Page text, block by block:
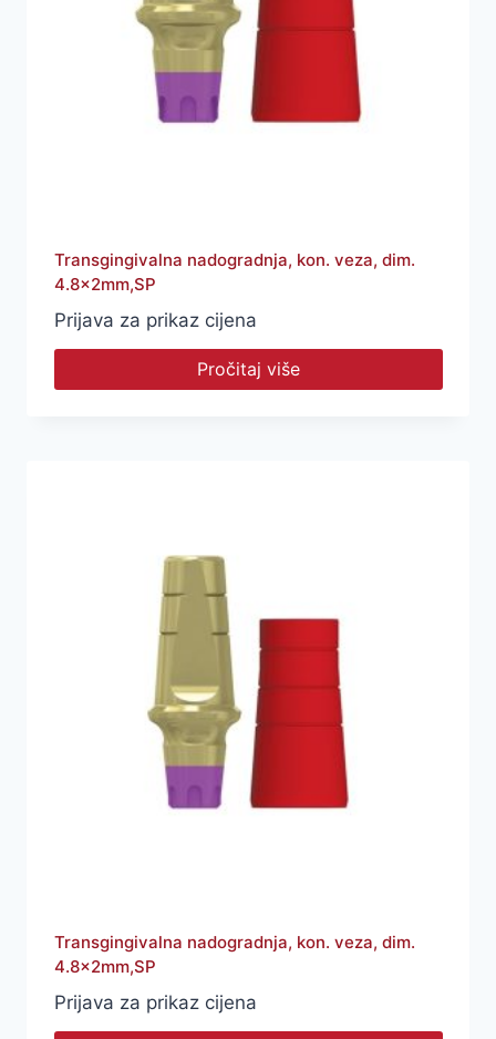
Transgingivalna nadogradnja, kon. veza, dim.
4.8x2mm,SP
Prijava za prikaz cijena
Pročitaj više
Transgingivalna nadogradnja, kon. veza, dim.
4.8x2mm,SP
Prijava za prikaz cijena